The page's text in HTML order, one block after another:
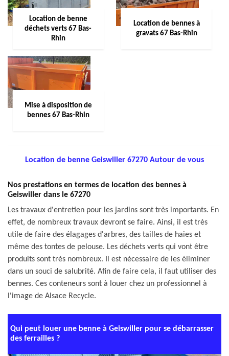
Location de benne
déchets verts 67 Bas-
Rhin
Location de bennes à
gravats 67 Bas-Rhin
Mise à disposition de
bennes 67 Bas-Rhin
Location de benne Geiswiller 67270 Autour de vous
Nos prestations en termes de location des bennes à
Geiswiller dans le 67270
Les travaux d'entretien pour les jardins sont très importants. En
effet, de nombreux travaux devront se faire. Ainsi, il est très
utile de faire des élagages d'arbres, des tailles de haies et
même des tontes de pelouse. Les déchets verts qui vont être
produits sont très nombreux. Il est nécessaire de les éliminer
dans un souci de salubrité. Afin de faire cela, il faut utiliser des
bennes. Ces conteneurs sont à louer chez un professionnel à
l'image de Alsace Recycle.
Qui peut louer une benne à Geiswiller pour se débarrasser
des ferrailles ?